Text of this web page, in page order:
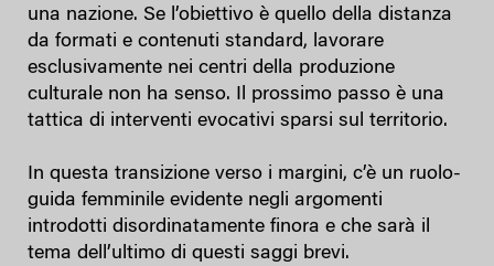
una nazione. Se l’obiettivo è quello della distanza
da formati e contenuti standard, lavorare
esclusivamente nei centri della produzione
culturale non ha senso. Il prossimo passo è una
tattica di interventi evocativi sparsi sul territorio.
In questa transizione verso i margini, c’è un ruolo-
guida femminile evidente negli argomenti
introdotti disordinatamente finora e che sarà il
tema dell’ultimo di questi saggi brevi.